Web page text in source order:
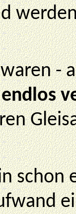
-
endlos
schon